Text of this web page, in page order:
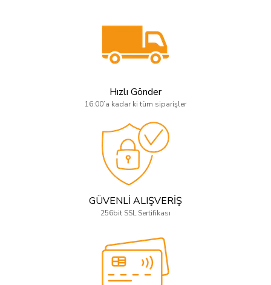
Hızlı Gönder
16:00’a kadar ki tüm siparişler
GÜVENLİ ALIŞVERİŞ
256bit SSL Sertifikası